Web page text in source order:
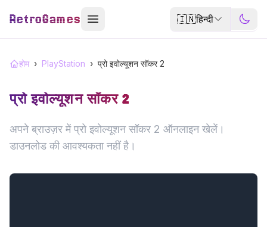
RetroGames 🇮🇳हिन्दी
होम › PlayStation › प्रो इवोल्यूशन सॉकर 2
प्रो इवोल्यूशन सॉकर 2
अपने ब्राउज़र में प्रो इवोल्यूशन सॉकर 2 ऑनलाइन खेलें।
डाउनलोड की आवश्यकता नहीं है।